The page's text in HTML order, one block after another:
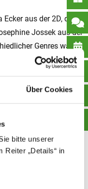
Über Cookies
bitte unserer
Reiter „Details“ in
aus der 2D, das
Jossek aus der
Genres war
Ecker (2B) gewann in
einer Autorin und
einer Autorin,
verschiedenen
das dickste